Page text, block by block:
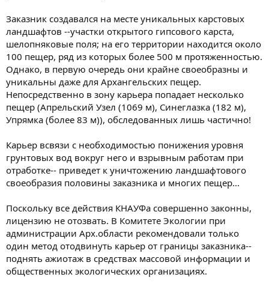
Заказник создавался на месте уникальных карстовых
ландшафтов --участки открытого гипсового карста,
шелопняковые поля; на его территории находится около
100 пещер, ряд из которых более 500 м протяженностью.
Однако, в первую очередь они крайне своеобразны и
уникальны даже для Архангельских пещер.
Непосредственно в зону карьера попадает несколько
пещер (Апрельский Узел (1069 м), Синеглазка (182 м),
Упрямка (более 83 м)), обследованных лишь частично!
Карьер всвязи с необходимостью понижения уровня
грунтовых вод вокруг него и взрывным работам при
отработке-- приведет к уничтожению ландшафтового
своеобразия половины заказника и многих пещер...
Поскольку все действия КНАУФа совершенно законны,
лицензию не отозвать. В Комитете Экологии при
администрации Арх.области рекомендовали только
один метод отодвинуть карьер от границы заказника--
поднять ажиотаж в средствах массовой информации и
общественных экологических организациях.